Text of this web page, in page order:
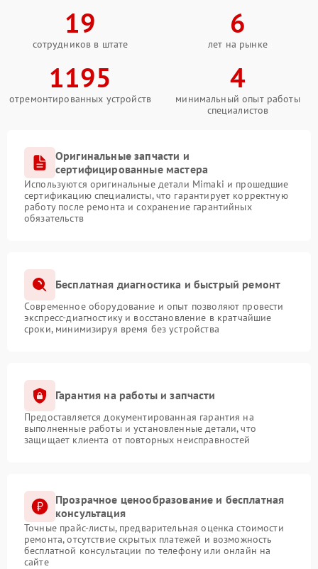
19
сотрудников в штате
6
лет на рынке
1195
отремонтированных устройств
4
минимальный опыт работы
специалистов
Оригинальные запчасти и
сертифицированные мастера
Используются оригинальные детали Mimaki и прошедшие
сертификацию специалисты, что гарантирует корректную
работу после ремонта и сохранение гарантийных
обязательств
Бесплатная диагностика и быстрый ремонт
Современное оборудование и опыт позволяют провести
экспресс-диагностику и восстановление в кратчайшие
сроки, минимизируя время без устройства
Гарантия на работы и запчасти
Предоставляется документированная гарантия на
выполненные работы и установленные детали, что
защищает клиента от повторных неисправностей
Прозрачное ценообразование и бесплатная
консультация
Точные прайс-листы, предварительная оценка стоимости
ремонта, отсутствие скрытых платежей и возможность
бесплатной консультации по телефону или онлайн на
сайте